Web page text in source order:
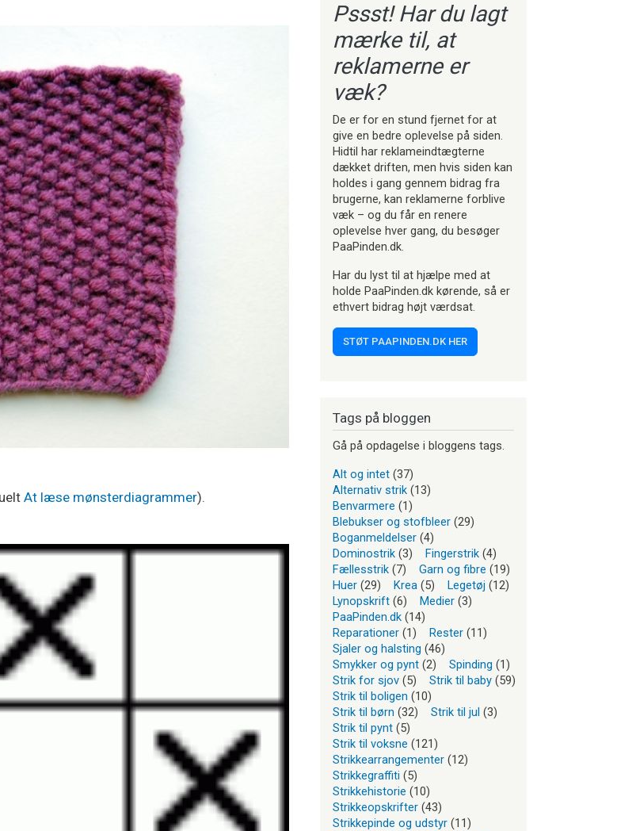
At læse mønsterdiagrammer).
Pssst! Har du lagt
mærke til, at
reklamerne er
væk?
De er for en stund fjernet for at
give en bedre oplevelse på siden.
Hidtil har reklameindtægterne
dækket driften, men hvis siden kan
holdes i gang gennem bidrag fra
brugerne, kan reklamerne forblive
væk – og du får en renere
oplevelse hver gang, du besøger
PaaPinden.dk.
Har du lyst til at hjælpe med at
holde PaaPinden.dk kørende, så er
ethvert bidrag højt værdsat.
STØT PAAPINDEN.DK HER
Tags på bloggen
Gå på opdagelse i bloggens tags.
Alt og intet (37)
Alternativ strik (13)
Benvarmere (1)
Blebukser og stofbleer (29)
Boganmeldelser (4)
Dominostrik (3) Fingerstrik (4)
Fællesstrik (7) Garn og fibre (19)
Huer (29) Krea (5) Legetøj (12)
Lynopskrift (6) Medier (3)
PaaPinden.dk (14)
Reparationer (1) Rester (11)
Sjaler og halsting (46)
Smykker og pynt (2) Spinding (1)
Strik for sjov (5) Strik til baby (59)
Strik til boligen (10)
Strik til børn (32) Strik til jul (3)
Strik til pynt (5)
Strik til voksne (121)
Strikkearrangementer (12)
Strikkegraffiti (5)
Strikkehistorie (10)
Strikkeopskrifter (43)
Strikkepinde og udstyr (11)